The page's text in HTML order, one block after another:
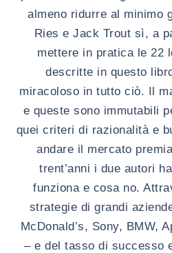
almeno ridurre al minimo
Ries e Jack Trout sì, a
mettere in pratica le 22
descritte in questo
miracoloso in tutto ciò. Il
e queste sono immutabili
quei criteri di razionalità e
andare il mercato
trent’anni i due autori
funziona e cosa no.
strategie di grandi
McDonald’s, Sony, BMW,
– e del tasso di successo